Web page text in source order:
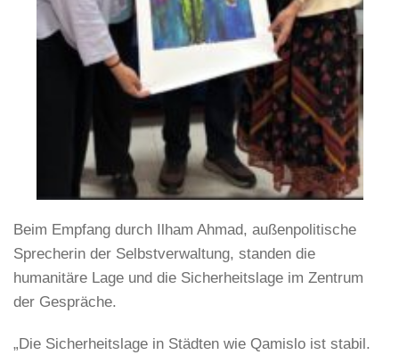
Beim Empfang durch Ilham Ahmad, außenpolitische
Sprecherin der Selbstverwaltung, standen die
humanitäre Lage und die Sicherheitslage im Zentrum
der Gespräche.
„Die Sicherheitslage in Städten wie Qamislo ist stabil.